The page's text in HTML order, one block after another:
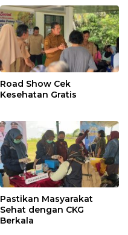
Road Show Cek
Kesehatan Gratis
Pastikan Masyarakat
Sehat dengan CKG
Berkala